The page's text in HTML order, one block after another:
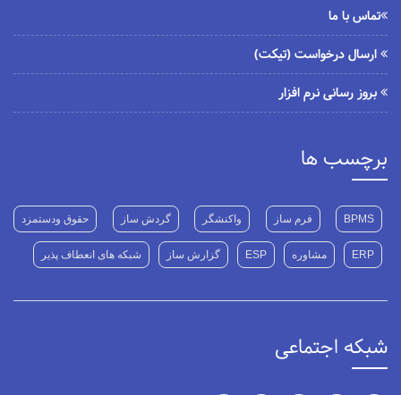
تماس با ما
ارسال درخواست (تیکت)
بروز رسانی نرم افزار
برچسب ها
BPMS فرم ساز واکنشگر گردش ساز حقوق ودستمزد
ERP مشاوره ESP گزارش ساز شبکه های انعطاف پذیر
شبکه اجتماعی